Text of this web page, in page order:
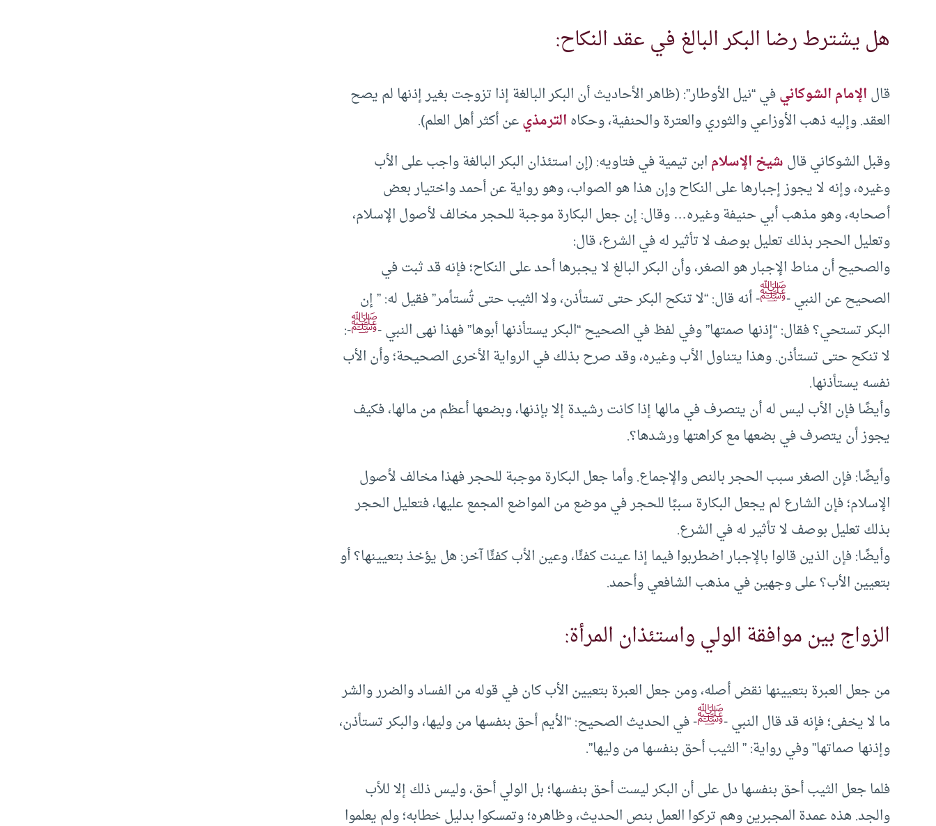
هل يشترط رضا البكر البالغ في عقد النكاح:
قالالإمام الشوكانيفي “نيل الأوطار”: (ظاهر الأحاديث أن البكر البالغة إذا تزوجت بغير إذنها لم يصح
العقد. وإليه ذهب الأوزاعي والثوري والعترة والحنفية، وحكاهالترمذيعن أكثر أهل العلم).
وقبل الشوكاني قالشيخ الإسلامابن تيمية في فتاويه: (إن استئذان البكر البالغة واجب على الأب
وغيره، وإنه لا يجوز إجبارها على النكاح وإن هذا هو الصواب، وهو رواية عن أحمد واختيار بعض
أصحابه، وهو مذهب أبي حنيفة وغيره… وقال: إن جعل البكارة موجبة للحجر مخالف لأصول الإسلام،
وتعليل الحجر بذلك تعليل بوصف لا تأثير له في الشرع، قال:
والصحيح أن مناط الإجبار هو الصغر، وأن البكر البالغ لا يجبرها أحد على النكاح؛ فإنه قد ثبت في
الصحيح عن النبي -ﷺ- أنه قال: “لا تنكح البكر حتى تستأذن، ولا الثيب حتى تُستأمر” فقيل له: ” إن
البكر تستحي؟ فقال: “إذنها صمتها” وفي لفظ في الصحيح “البكر يستأذنها أبوها” فهذا نهى النبي -ﷺ-:
لا تنكح حتى تستأذن. وهذا يتناول الأب وغيره، وقد صرح بذلك في الرواية الأخرى الصحيحة؛ وأن الأب
نفسه يستأذنها.
وأيضًا فإن الأب ليس له أن يتصرف في مالها إذا كانت رشيدة إلا بإذنها، وبضعها أعظم من مالها، فكيف
يجوز أن يتصرف في بضعها مع كراهتها ورشدها؟.
وأيضًا: فإن الصغر سبب الحجر بالنص والإجماع. وأما جعل البكارة موجبة للحجر فهذا مخالف لأصول
الإسلام؛ فإن الشارع لم يجعل البكارة سببًا للحجر في موضع من المواضع المجمع عليها، فتعليل الحجر
بذلك تعليل بوصف لا تأثير له في الشرع.
وأيضًا: فإن الذين قالوا بالإجبار اضطربوا فيما إذا عينت كفئًا، وعين الأب كفئًا آخر: هل يؤخذ بتعيينها؟ أو
بتعيين الأب؟ على وجهين في مذهب الشافعي وأحمد.
الزواج بين موافقة الولي واستئذان المرأة:
من جعل العبرة بتعيينها نقض أصله، ومن جعل العبرة بتعيين الأب كان في قوله من الفساد والضرر والشر
ما لا يخفى؛ فإنه قد قال النبي -ﷺ- في الحديث الصحيح: “الأيم أحق بنفسها من وليها، والبكر تستأذن،
وإذنها صماتها” وفي رواية: ” الثيب أحق بنفسها من وليها”.
فلما جعل الثيب أحق بنفسها دل على أن البكر ليست أحق بنفسها؛ بل الولي أحق، وليس ذلك إلا للأب
والجد. هذه عمدة المجبرين وهم تركوا العمل بنص الحديث، وظاهره؛ وتمسكوا بدليل خطابه؛ ولم يعلموا